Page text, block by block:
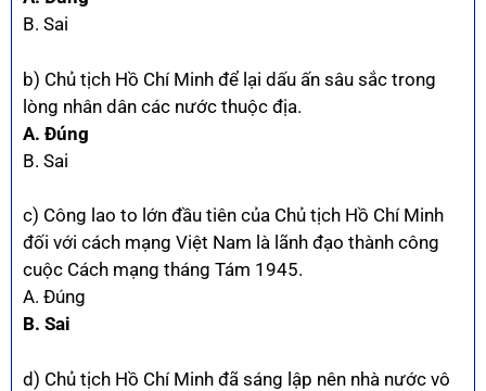
B. Sai
b) Chủ tịch Hồ Chí Minh để lại dấu ấn sâu sắc trong
lòng nhân dân các nước thuộc địa.
A. Đúng
B. Sai
c) Công lao to lớn đầu tiên của Chủ tịch Hồ Chí Minh
đối với cách mạng Việt Nam là lãnh đạo thành công
cuộc Cách mạng tháng Tám 1945.
A. Đúng
B. Sai
d) Chủ tịch Hồ Chí Minh đã sáng lập nên nhà nước vô